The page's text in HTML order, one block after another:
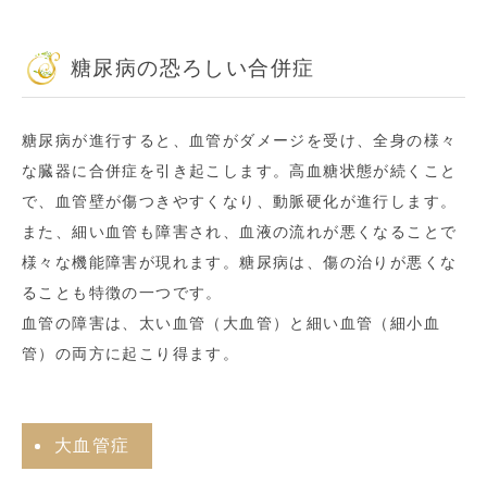
糖尿病の恐ろしい合併症
糖尿病が進行すると、血管がダメージを受け、全身の様々
な臓器に合併症を引き起こします。高血糖状態が続くこと
で、血管壁が傷つきやすくなり、動脈硬化が進行します。
また、細い血管も障害され、血液の流れが悪くなることで
様々な機能障害が現れます。糖尿病は、傷の治りが悪くな
ることも特徴の一つです。
血管の障害は、太い血管（大血管）と細い血管（細小血
管）の両方に起こり得ます。
大血管症